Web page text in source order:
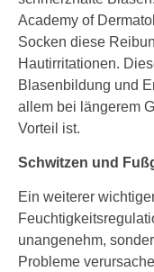
Academy of
Socken diese
Hautirritationen.
Blasenbildung und
allem bei längerem
Vorteil ist.
Schwitzen und
Ein weiterer
unangenehm,
Probleme